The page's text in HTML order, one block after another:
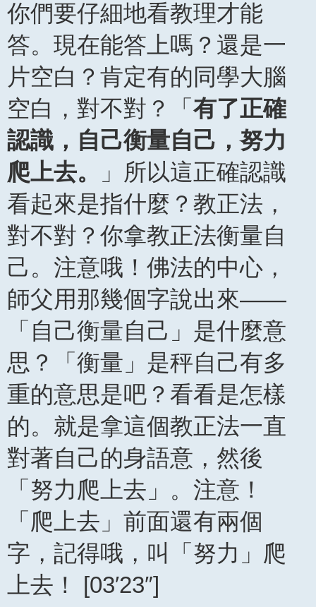
你們要仔細地看教理才能
答。現在能答上嗎？還是一
片空白？肯定有的同學大腦
空白，對不對？「 有了正確
認識，自己衡量自己，努力
爬上去。
」所以這正確認識
看起來是指什麼？教正法，
對不對？你拿教正法衡量自
己。注意哦！佛法的中心，
師父用那幾個字說出來——
「自己衡量自己」是什麼意
思？「衡量」是秤自己有多
重的意思是吧？看看是怎樣
的。就是拿這個教正法一直
對著自己的身語意，然後
「努力爬上去」。注意！
「爬上去」前面還有兩個
字，記得哦，叫「努力」爬
上去！ [03′23″]